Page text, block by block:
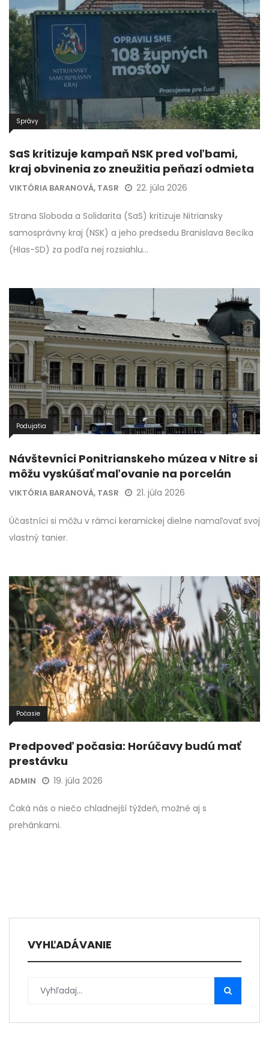
Správy
SaS kritizuje kampaň NSK pred voľbami,
kraj obvinenia zo zneužitia peňazí odmieta
VIKTÓRIA BARANOVÁ, TASR 22. júla 2026
Strana Sloboda a Solidarita (SaS) kritizuje Nitriansky
samosprávny kraj (NSK) a jeho predsedu Branislava Becíka
(Hlas-SD) za podľa nej rozsiahlu…
Podujatia
Návštevníci Ponitrianskeho múzea v Nitre si
môžu vyskúšať maľovanie na porcelán
VIKTÓRIA BARANOVÁ, TASR 21. júla 2026
Účastníci si môžu v rámci keramickej dielne namaľovať svoj
vlastný tanier.
Počasie
Predpoveď počasia: Horúčavy budú mať
prestávku
ADMIN 19. júla 2026
Čaká nás o niečo chladnejší týždeň, možné aj s
prehánkami.
VYHĽADÁVANIE